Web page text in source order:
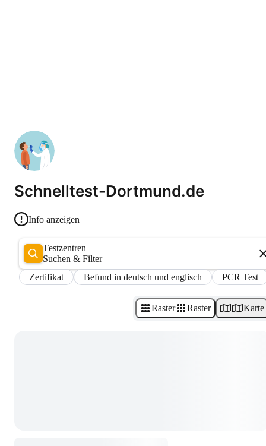
Schnelltest-Dortmund.de
Info anzeigen
Testzentren
Suchen & Filter
Zertifikat
Befund in deutsch und englisch PCR Test
Raster Raster Karte